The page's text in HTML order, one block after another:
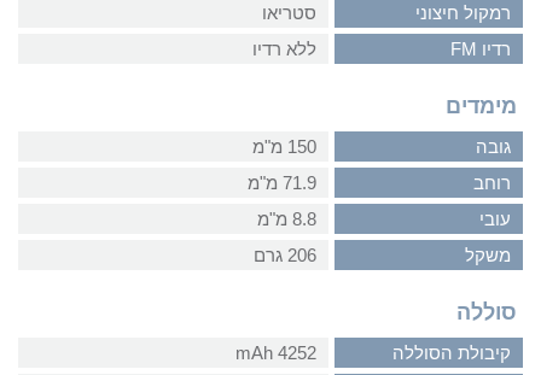
רמקול חיצוני
סטריאו
רדיו FM
ללא רדיו
מימדים
גובה
150 מ"מ
רוחב
71.9 מ"מ
עובי
8.8 מ"מ
משקל
206 גרם
סוללה
קיבולת הסוללה 4252 mAh